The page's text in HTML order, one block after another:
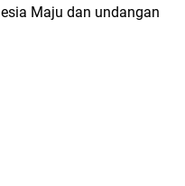
Maju dan undangan